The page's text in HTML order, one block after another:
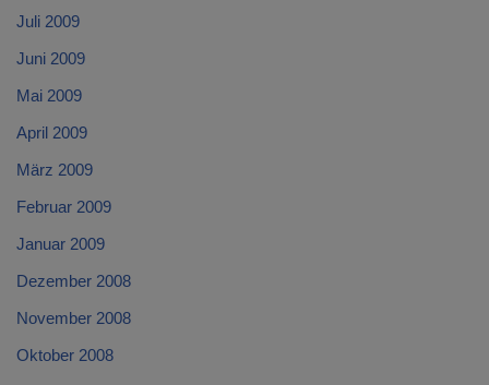
Juli 2009
Juni 2009
Mai 2009
April 2009
März 2009
Februar 2009
Januar 2009
Dezember 2008
November 2008
Oktober 2008